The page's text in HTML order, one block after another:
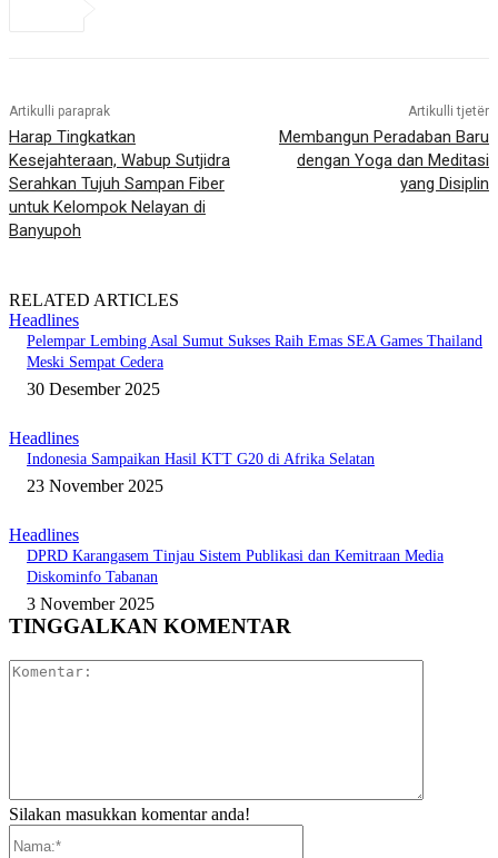
Artikulli paraprak
Harap Tingkatkan
Kesejahteraan, Wabup Sutjidra
Serahkan Tujuh Sampan Fiber
untuk Kelompok Nelayan di
Banyupoh
Artikulli tjetër
Membangun Peradaban Baru
dengan Yoga dan Meditasi
yang Disiplin
RELATED ARTICLES
Headlines
Pelempar Lembing Asal Sumut Sukses Raih Emas SEA Games Thailand
Meski Sempat Cedera
30 Desember 2025
Headlines
Indonesia Sampaikan Hasil KTT G20 di Afrika Selatan
23 November 2025
Headlines
DPRD Karangasem Tinjau Sistem Publikasi dan Kemitraan Media
Diskominfo Tabanan
3 November 2025
TINGGALKAN KOMENTAR
Silakan masukkan komentar anda!